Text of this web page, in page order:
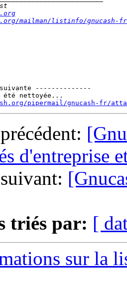
mailman/listinfo/gnucash-fr
--------------
été nettoyée...
pipermail/gnucash-fr/
d'entreprise
triés par: [
sur la